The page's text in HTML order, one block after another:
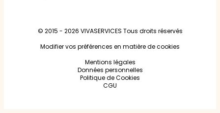
© 2015 - 2026 VIVASERVICES Tous droits réservés
Modifier vos préférences en matière de cookies
Mentions légales
Données personnelles
Politique de Cookies
CGU